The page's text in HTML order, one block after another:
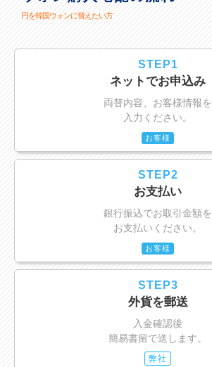
円を韓国ウォンに替えたい方
STEP1
ネットでお申込み
両替内容、お客様情報を
入力ください。
お客様
STEP2
お支払い
銀行振込でお取引金額を
お支払いください。
お客様
STEP3
外貨を郵送
入金確認後
簡易書留で送します。
弊社